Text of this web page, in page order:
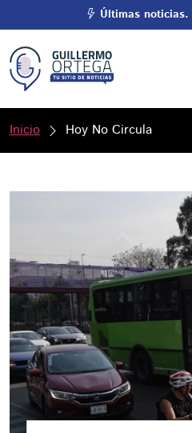
Últimas noticias.
Inicio Hoy No Circula